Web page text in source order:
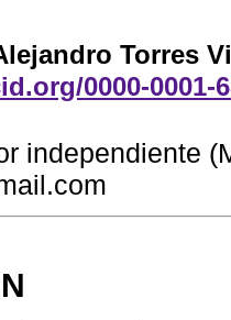
Torres
0000-0001-
independiente